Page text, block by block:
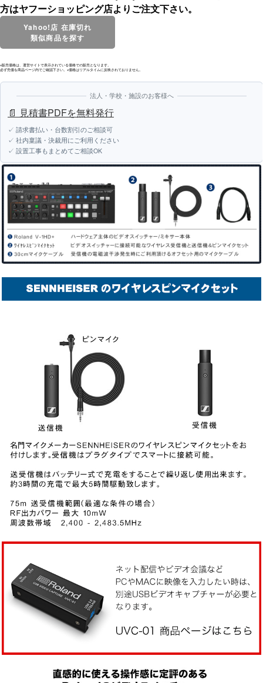
方はヤフーショッピング店よりご注文下さい。
Yahoo!店 在庫切れ
類似商品を探す
※販売価格は、運営サイトで表示されている価格での販売となります。
必ず売価を商品ページ内でご確認下さい。※価格はリアルタイムに反映されておりません。
法人・学校・施設のお客様へ
📄 見積書PDFを無料発行
✓ 請求書払い・台数割引のご相談可
✓ 社内稟議・決裁用にご利用ください
✓ 設置工事もまとめてご相談OK